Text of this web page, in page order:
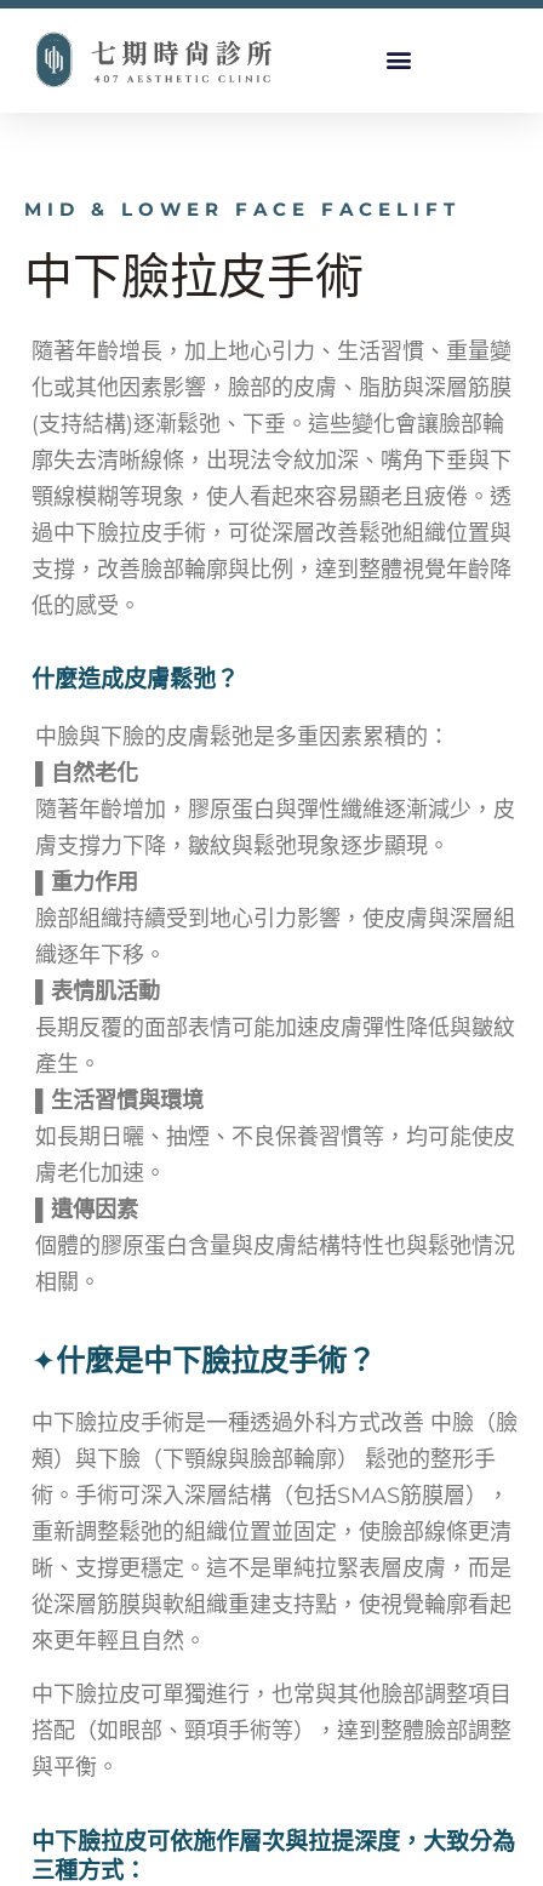
MID & LOWER FACE FACELIFT
中下臉拉皮手術
隨著年齡增長，加上地心引力、生活習慣、重量變
化或其他因素影響，臉部的皮膚、脂肪與深層筋膜
(支持結構)逐漸鬆弛、下垂。這些變化會讓臉部輪
廓失去清晰線條，出現法令紋加深、嘴角下垂與下
顎線模糊等現象，使人看起來容易顯老且疲倦。透
過中下臉拉皮手術，可從深層改善鬆弛組織位置與
支撐，改善臉部輪廓與比例，達到整體視覺年齡降
低的感受。
什麼造成皮膚鬆弛？
中臉與下臉的皮膚鬆弛是多重因素累積的：
自然老化
隨著年齡增加，膠原蛋白與彈性纖維逐漸減少，皮
膚支撐力下降，皺紋與鬆弛現象逐步顯現。
▌重力作用
臉部組織持續受到地心引力影響，使皮膚與深層組
織逐年下移。
表情肌活動
長期反覆的面部表情可能加速皮膚彈性降低與皺紋
產生。
生活習慣與環境
如長期日曬、抽煙、不良保養習慣等，均可能使皮
膚老化加速。
遺傳因素
個體的膠原蛋白含量與皮膚結構特性也與鬆弛情況
相關。
✦什麼是中下臉拉皮手術？
中下臉拉皮手術是一種透過外科方式改善 中臉（臉
頰）與下臉（下顎線與臉部輪廓） 鬆弛的整形手
術。手術可深入深層結構（包括SMAS筋膜層），
重新調整鬆弛的組織位置並固定，使臉部線條更清
晰、支撐更穩定。這不是單純拉緊表層皮膚，而是
從深層筋膜與軟組織重建支持點，使視覺輪廓看起
來更年輕且自然。
中下臉拉皮可單獨進行，也常與其他臉部調整項目
搭配（如眼部、頸項手術等），達到整體臉部調整
與平衡。
中下臉拉皮可依施作層次與拉提深度，大致分為
三種方式：